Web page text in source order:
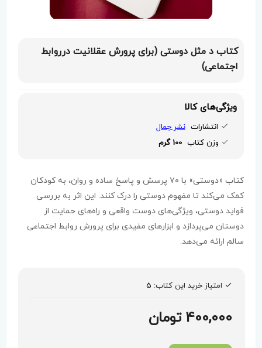
کتاب د مثل دوستی (برای پرورش عقلانیت درروابط
اجتماعی)
ویژگی‌های کالا
انتشارات نشر جمال
وزن کتاب 100 گرم
کتاب «دوستی» با ۷۰ پرسش و پاسخ ساده و روان، به کودکان
کمک می‌کند تا مفهوم دوستی را درک کنند. این اثر به بررسی
فواید دوستی، ویژگی‌های دوست واقعی و راه‌های حمایت از
دوستان می‌پردازد و ابزارهای مفیدی برای پرورش روابط اجتماعی
سالم ارائه می‌دهد.
امتیاز خرید این کتاب: 5
400,000 تومان